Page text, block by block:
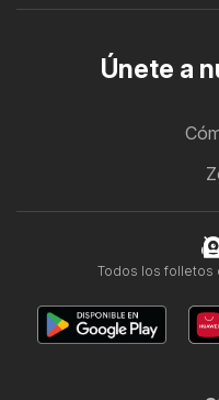
Únete a
Todos los folletos